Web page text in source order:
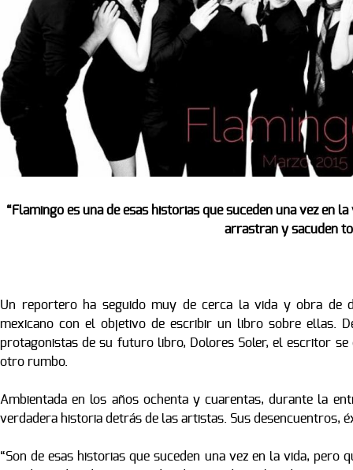
“Flamingo es una de esas historias que suceden una vez en
arrastran y sacuden
Un reportero ha seguido muy de cerca la vida y obra de
mexicano con el objetivo de escribir un libro sobre ellas.
protagonistas de su futuro libro, Dolores Soler, el escritor se
otro rumbo.
Ambientada en los años ochenta y cuarentas, durante la
verdadera historia detrás de las artistas. Sus desencuentros,
“Son de esas historias que suceden una vez en la vida,